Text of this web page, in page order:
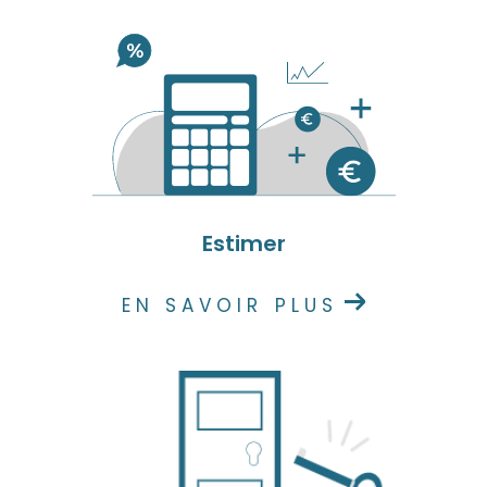
bien qui correspond à vos attentes et à votre
budget. Parcourez mes
annonces de
et trouvez votre futur logement en
toute simplicité. Vous êtes propriétaire ? Je
m’occupe de la mise en location de votre bien,
afin de sécuriser votre investissement et
la vraie valeur de votre bien. Je vous propose
une estimation fiable, basée sur une étude
comparative du marché et les tendances
Estimer
EN SAVOIR PLUS